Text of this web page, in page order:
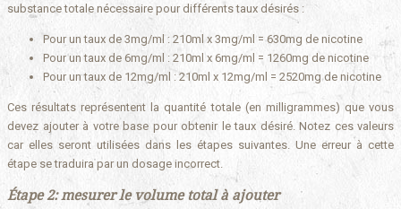
substance totale nécessaire pour différents taux désirés :
Pour un taux de 3mg/ml : 210ml x 3mg/ml = 630mg de nicotine
Pour un taux de 6mg/ml : 210ml x 6mg/ml = 1260mg de nicotine
Pour un taux de 12mg/ml : 210ml x 12mg/ml = 2520mg de nicotine
Ces résultats représentent la quantité totale (en milligrammes) que vous
devez ajouter à votre base pour obtenir le taux désiré. Notez ces valeurs
car elles seront utilisées dans les étapes suivantes. Une erreur à cette
étape se traduira par un dosage incorrect.
Étape 2: mesurer le volume total à ajouter